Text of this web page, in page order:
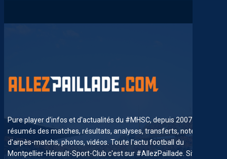
Pure player d'infos et d'actualités du #MHSC, depuis 2007. News,
résumés des matches, résultats, analyses, transferts, notes
d'arpès-matchs, photos, vidéos. Toute l'actu football du
Montpellier-Hérault-Sport-Club c'est sur #AllezPaillade. Site non-